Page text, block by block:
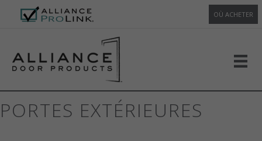
OÙ ACHETER
PORTES EXTÉRIEURES